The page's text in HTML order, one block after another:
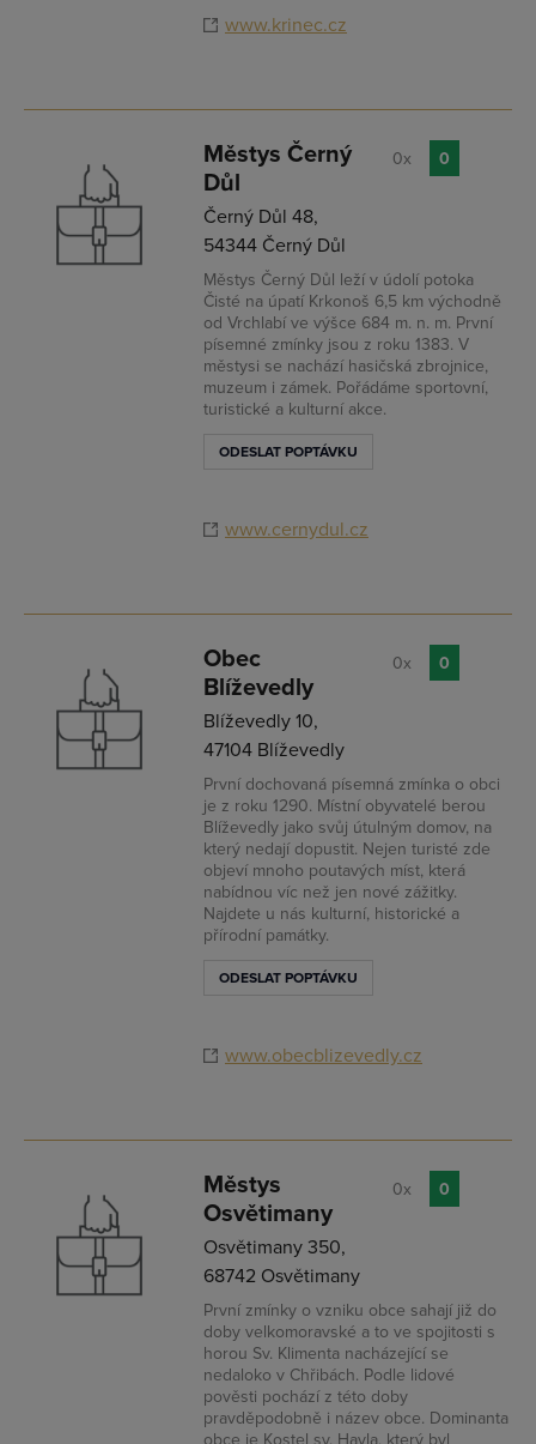
www.krinec.cz
Městys Černý
Důl
Černý Důl 48,
54344 Černý Důl
Městys Černý Důl leží v údolí potoka
Čisté na úpatí Krkonoš 6,5 km východně
od Vrchlabí ve výšce 684 m. n. m. První
písemné zmínky jsou z roku 1383. V
městysi se nachází hasičská zbrojnice,
muzeum i zámek. Pořádáme sportovní,
turistické a kulturní akce.
ODESLAT POPTÁVKU
www.cernydul.cz
0x 0
Obec
Blíževedly
Blíževedly 10,
47104 Blíževedly
První dochovaná písemná zmínka o obci
je z roku 1290. Místní obyvatelé berou
Blíževedly jako svůj útulným domov, na
který nedají dopustit. Nejen turisté zde
objeví mnoho poutavých míst, která
nabídnou víc než jen nové zážitky.
Najdete u nás kulturní, historické a
přírodní památky.
ODESLAT POPTÁVKU
www.obecblizevedly.cz
0x 0
Městys
Osvětimany
Osvětimany 350,
68742 Osvětimany
První zmínky o vzniku obce sahají již do
doby velkomoravské a to ve spojitosti s
horou Sv. Klimenta nacházející se
nedaloko v Chřibách. Podle lidové
pověsti pochází z této doby
pravděpodobně i název obce. Dominanta
obce je Kostel sv. Havla, který byl
0x 0